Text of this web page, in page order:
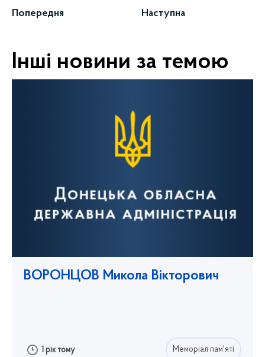
Попередня Наступна
Інші новини за темою
ВОРОНЦОВ Микола Вікторович
1 рік тому Меморіал пам'яті